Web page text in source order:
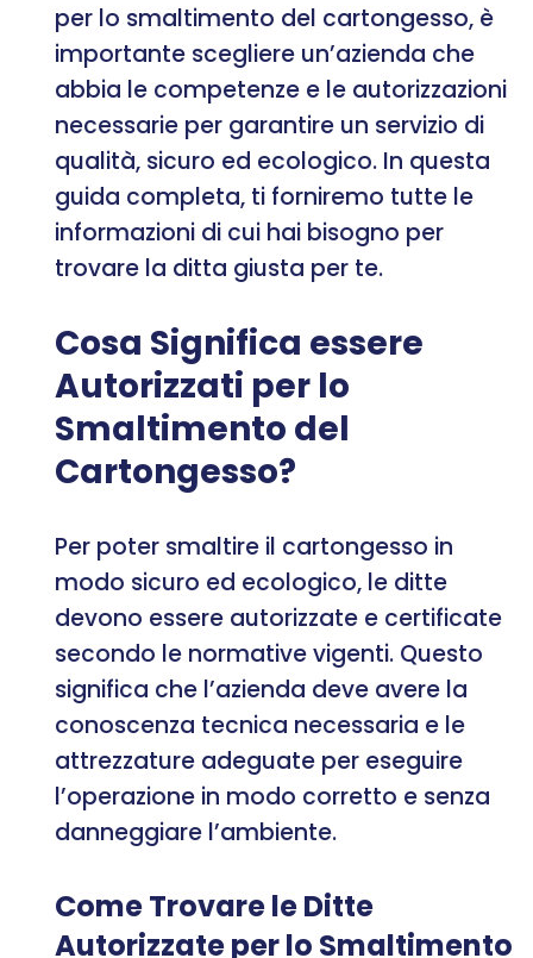
per lo smaltimento del cartongesso, è
importante scegliere un’azienda che
abbia le competenze e le autorizzazioni
necessarie per garantire un servizio di
qualità, sicuro ed ecologico. In questa
guida completa, ti forniremo tutte le
informazioni di cui hai bisogno per
trovare la ditta giusta per te.
Cosa Significa essere
Autorizzati per lo
Smaltimento del
Cartongesso?
Per poter smaltire il cartongesso in
modo sicuro ed ecologico, le ditte
devono essere autorizzate e certificate
secondo le normative vigenti. Questo
significa che l’azienda deve avere la
conoscenza tecnica necessaria e le
attrezzature adeguate per eseguire
l’operazione in modo corretto e senza
danneggiare l’ambiente.
Come Trovare le Ditte
Autorizzate per lo Smaltimento